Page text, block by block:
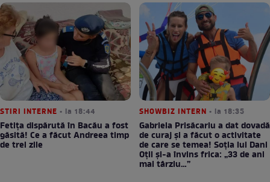
STIRI INTERNE • la 18:44
Fetița dispărută în Bacău a fost
găsită! Ce a făcut Andreea timp
de trei zile
SHOWBIZ INTERN • la 18:35
Gabriela Prisăcariu a dat dovadă
de curaj și a făcut o activitate
de care se temea! Soția lui Dani
Oțil și-a învins frica: „33 de ani
mai târziu…”